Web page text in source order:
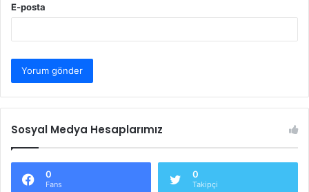
E-posta
Sosyal Medya Hesaplarımız
0
Fans
0
Takipçi